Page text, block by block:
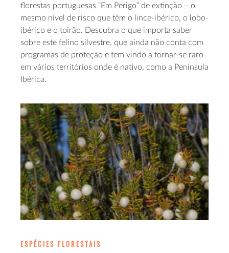
florestas portuguesas “Em Perigo” de extinção – o
mesmo nível de risco que têm o lince-ibérico, o lobo-
ibérico e o toirão. Descubra o que importa saber
sobre este felino silvestre, que ainda não conta com
programas de proteção e tem vindo a tornar-se raro
em vários territórios onde é nativo, como a Península
Ibérica.
ESPÉCIES FLORESTAIS